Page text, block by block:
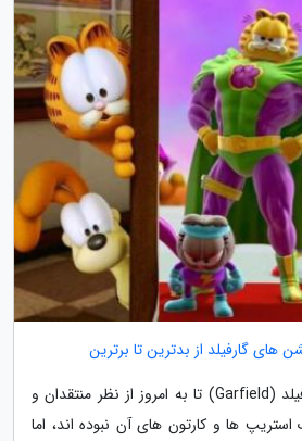
های گارفیلد از بدترین تا برترین
اقتباس های سینمایی گارفیلد (Garfield) تا به امروز از نظر منتقدان و
ها و کارتون های آن نبوده اند، اما